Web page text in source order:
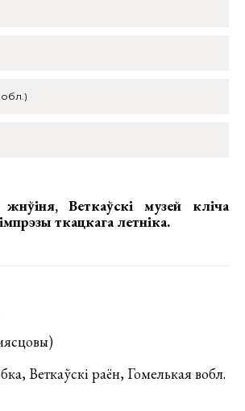
жнўіня,Веткаўскі музей кліча
ткацкага летніка.
Веткаўскі раён, Гомелькая вобл.